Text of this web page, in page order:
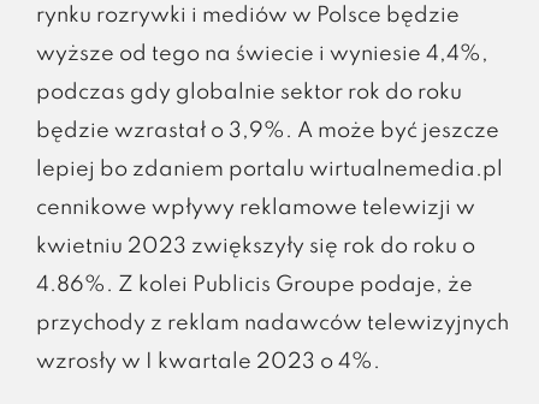
rynku rozrywki i mediów w Polsce będzie
wyższe od tego na świecie i wyniesie 4,4%,
podczas gdy globalnie sektor rok do roku
będzie wzrastał o 3,9%. A może być jeszcze
lepiej bo zdaniem portalu wirtualnemedia.pl
cennikowe wpływy reklamowe telewizji w
kwietniu 2023 zwiększyły się rok do roku o
4.86%. Z kolei Publicis Groupe podaje, że
przychody z reklam nadawców telewizyjnych
wzrosły w I kwartale 2023 o 4%.